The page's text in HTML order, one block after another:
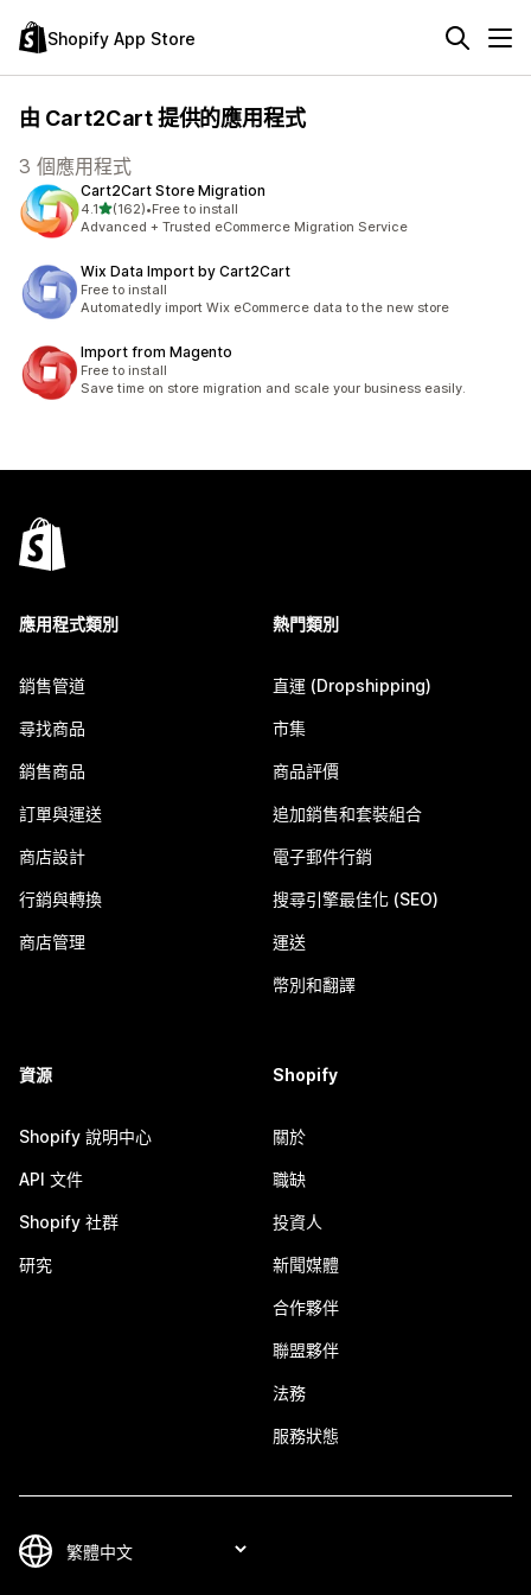
Shopify App Store
由 Cart2Cart 提供的應用程式
3 個應用程式
Cart2Cart Store Migration
4.1滿分 5 顆星
(162)
共有 162 則評價
•Free to install
Advanced + Trusted eCommerce Migration Service
Wix Data Import by Cart2Cart
Free to install
Automatedly import Wix eCommerce data to the new store
Import from Magento
Free to install
Save time on store migration and scale your business easily.
應用程式類別
銷售管道
尋找商品
銷售商品
訂單與運送
商店設計
行銷與轉換
商店管理
熱門類別
直運 (Dropshipping)
市集
商品評價
追加銷售和套裝組合
電子郵件行銷
搜尋引擎最佳化 (SEO)
運送
幣別和翻譯
資源
Shopify 說明中心
API 文件
Shopify 社群
研究
Shopify
關於
職缺
投資人
新聞媒體
合作夥伴
聯盟夥伴
法務
服務狀態